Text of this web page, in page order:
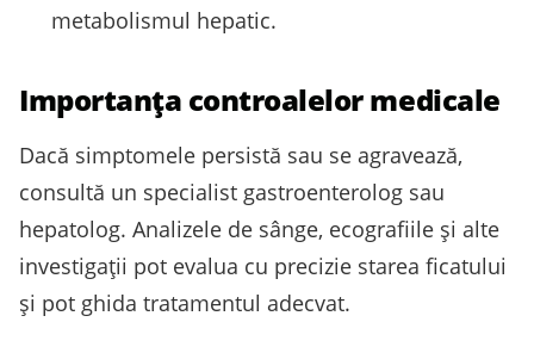
metabolismul hepatic.
Importanța controalelor medicale
Dacă simptomele persistă sau se agravează,
consultă un specialist gastroenterolog sau
hepatolog. Analizele de sânge, ecografiile și alte
investigații pot evalua cu precizie starea ficatului
și pot ghida tratamentul adecvat.